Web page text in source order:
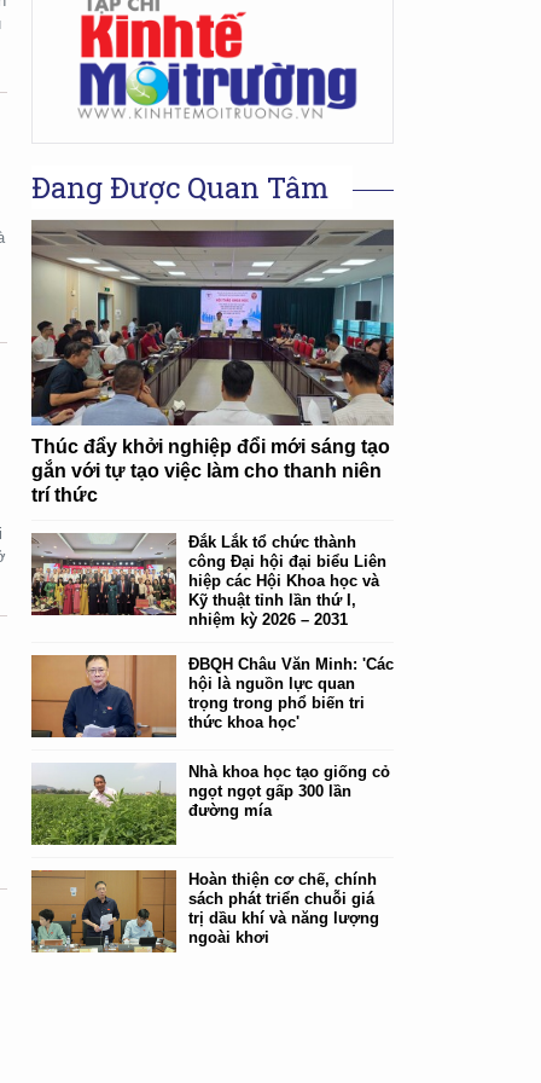
Đang Được Quan Tâm
Thúc đẩy khởi nghiệp đổi mới sáng tạo
gắn với tự tạo việc làm cho thanh niên
trí thức
Đắk Lắk tổ chức thành
công Đại hội đại biểu Liên
hiệp các Hội Khoa học và
Kỹ thuật tỉnh lần thứ I,
nhiệm kỳ 2026 – 2031
ĐBQH Châu Văn Minh: 'Các
hội là nguồn lực quan
trọng trong phổ biến tri
thức khoa học'
Nhà khoa học tạo giống cỏ
ngọt ngọt gấp 300 lần
đường mía
Hoàn thiện cơ chế, chính
sách phát triển chuỗi giá
trị dầu khí và năng lượng
ngoài khơi